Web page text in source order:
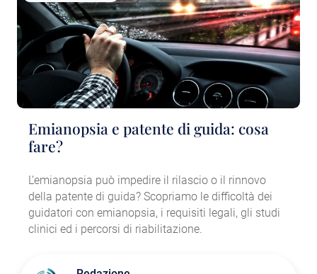
Emianopsia e patente di guida: cosa
fare?
L’emianopsia può impedire il rilascio o il rinnovo
della patente di guida? Scopriamo le difficoltà dei
guidatori con emianopsia, i requisiti legali, gli studi
clinici ed i percorsi di riabilitazione.